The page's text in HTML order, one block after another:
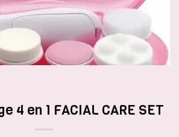
LISTE DE
4 en 1 FACIAL CARE SET